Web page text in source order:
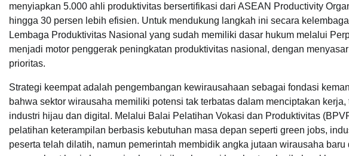
menyiapkan 5.000 ahli produktivitas bersertifikasi dari ASEAN Productivity
hingga 30 persen lebih efisien. Untuk mendukung langkah ini secara
Lembaga Produktivitas Nasional yang sudah memiliki dasar hukum melalui
menjadi motor penggerak peningkatan produktivitas nasional, dengan
prioritas.
Strategi keempat adalah pengembangan kewirausahaan sebagai fondasi
bahwa sektor wirausaha memiliki potensi tak terbatas dalam menciptakan
industri hijau dan digital. Melalui Balai Pelatihan Vokasi dan Produktivitas
pelatihan keterampilan berbasis kebutuhan masa depan seperti green jobs,
peserta telah dilatih, namun pemerintah membidik angka jutaan wirausaha